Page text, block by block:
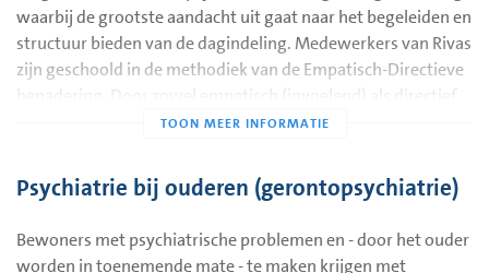
waarbij de grootste aandacht uit gaat naar het begeleiden en
structuur bieden van de dagindeling. Medewerkers van Rivas
zijn geschoold in de methodiek van de Empatisch-Directieve
benadering. Door zowel empatisch (invoelend) als directief
(sturend) te handelen, bereik je positieve resultaten bij
aan geheugenstoornissen en stoornissen in plannen en
organiseren. De Empatische-Directieve benadering helpt hen
wordt de behandeling en begeleiding geboden door een
Psychiatrie bij ouderen (gerontopsychiatrie)
Bewoners met psychiatrische problemen en - door het ouder
worden in toenemende mate - te maken krijgen met